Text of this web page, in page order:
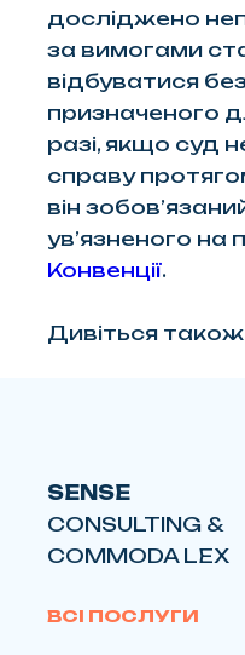
досліджено
за вимогами
відбуватися
призначеного
разі, якщо суд
справу
він
ув’язненого на
Конвенції.
Дивіться
SENSE
CONSULTING &
COMMODA LEX
ВСІ ПОСЛУГИ